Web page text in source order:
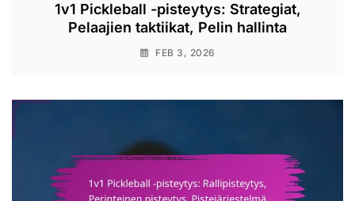
1v1 Pickleball -pisteytys: Strategiat,
Pelaajien taktiikat, Pelin hallinta
FEB 3, 2026